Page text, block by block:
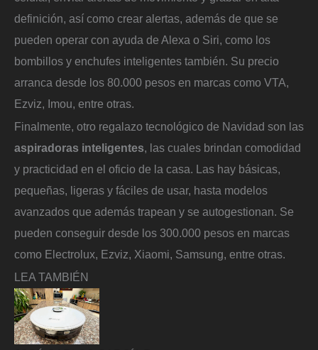
definición, así como crear alertas, además de que se
pueden operar con ayuda de Alexa o Siri, como los
bombillos y enchufes inteligentes también. Su precio
arranca desde los 80.000 pesos en marcas como VTA,
Ezviz, Imou, entre otras.
Finalmente, otro regalazo tecnológico de Navidad son las
aspiradoras inteligentes, las cuales brindan comodidad
y practicidad en el oficio de la casa. Las hay básicas,
pequeñas, ligeras y fáciles de usar, hasta modelos
avanzados que además trapean y se autogestionan. Se
pueden conseguir desde los 300.000 pesos en marcas
como Electrolux, Ezviz, Xiaomi, Samsung, entre otras.
LEA TAMBIÉN